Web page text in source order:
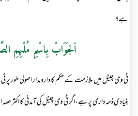
ہے؟
اَلجَوَابْ بِاسْمِ مُلْہِمِ
ٹی وی چینل میں ملازمت کے حکم کا دارومدار اصولی طور پر
بنیادی ذمہ داری پر ہے،اگر ٹی وی چینل کی آمدنی کا اکثر